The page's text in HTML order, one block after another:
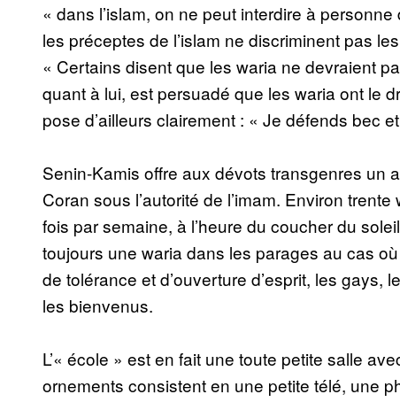
« dans l’islam, on ne peut interdire à
les préceptes de l’islam ne discriminent pas
« Certains disent que les waria ne devraient
quant à lui, est persuadé que les waria ont le
pose d’ailleurs clairement : « Je défends bec
Senin-Kamis offre aux dévots transgenres un
Coran sous l’autorité de l’imam. Environ
fois par semaine, à l’heure du coucher du
toujours une waria dans les parages au cas
de tolérance et d’ouverture d’esprit, les
les bienvenus.
L’« école » est en fait une toute petite salle
ornements consistent en une petite télé, une